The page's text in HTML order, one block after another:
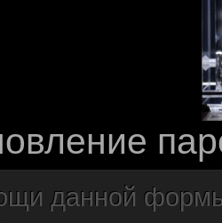
пор косят бабло.
финансирование с
собирать
хотелось, как бы
доделать свой
плакали
данной